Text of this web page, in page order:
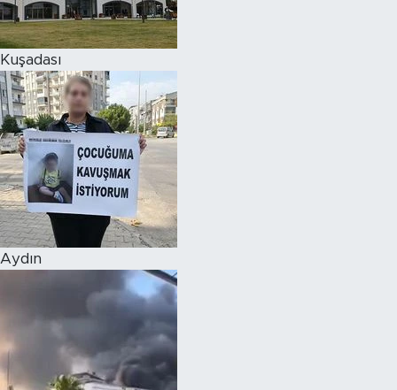
Kuşadası
Aydın